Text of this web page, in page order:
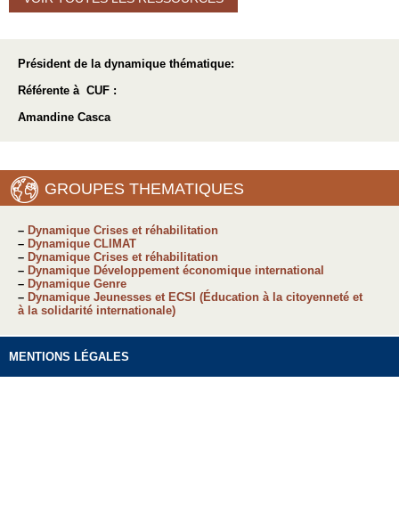
Président de la dynamique thématique:
Référente à CUF :
Amandine Casca
GROUPES THEMATIQUES
– Dynamique Crises et réhabilitation
– Dynamique CLIMAT
– Dynamique Crises et réhabilitation
– Dynamique Développement économique international
– Dynamique Genre
– Dynamique Jeunesses et ECSI (Éducation à la citoyenneté et
à la solidarité internationale)
MENTIONS LÉGALES